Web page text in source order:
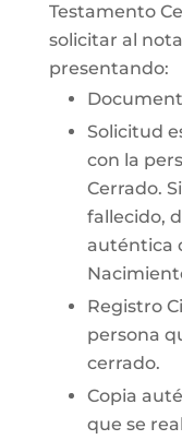
Testamento
solicitar al
presentando:
Solicitud
con la
Cerrado.
fallecido,
auténtica
Registro
persona
cerrado.
Copia
que se